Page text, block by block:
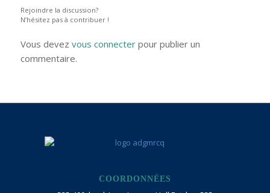
Rejoindre la discussion?
N’hésitez pas à contribuer !
Vous devez vous connecterpour publier un
commentaire.
COORDONNÉES